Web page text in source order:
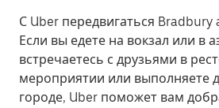
С Uber передвигаться
Если вы едете на вокзал или в
встречаетесь с друзьями в
мероприятии или выполняете
городе, Uber поможет вам